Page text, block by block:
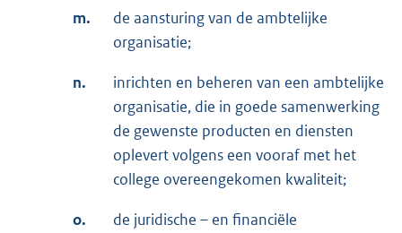
m.
de aansturing van de ambtelijke
organisatie;
n.
inrichten en beheren van een ambtelijke
organisatie, die in goede samenwerking
de gewenste producten en diensten
oplevert volgens een vooraf met het
college overeengekomen kwaliteit;
o.
de juridische – en financiële